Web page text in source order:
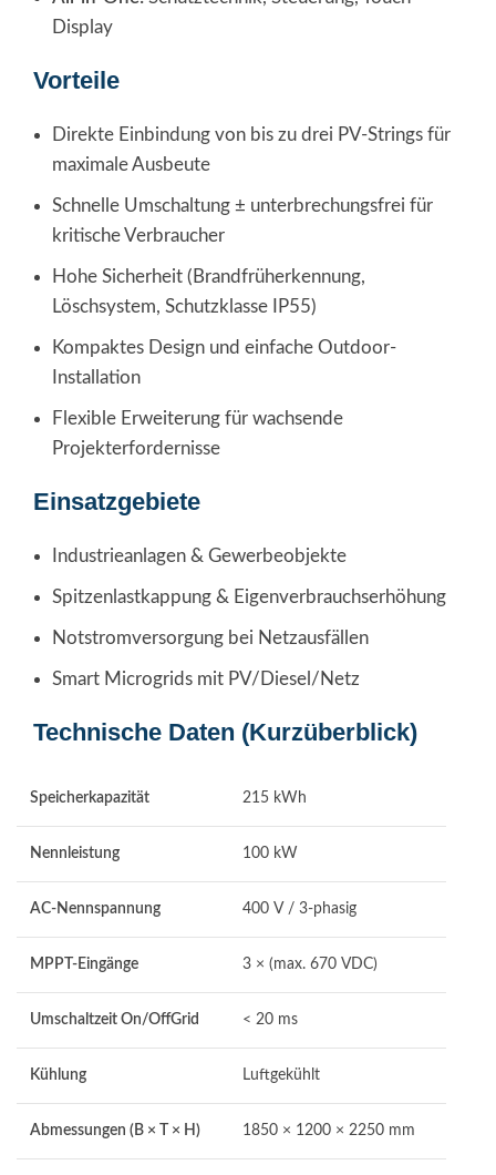
Display
Vorteile
Direkte Einbindung von bis zu drei PV-Strings für
maximale Ausbeute
Schnelle Umschaltung ± unterbrechungsfrei für
kritische Verbraucher
Hohe Sicherheit (Brandfrüherkennung,
Löschsystem, Schutzklasse IP55)
Kompaktes Design und einfache Outdoor-
Installation
Flexible Erweiterung für wachsende
Projekterfordernisse
Einsatzgebiete
Industrieanlagen & Gewerbeobjekte
Spitzenlastkappung & Eigenverbrauchserhöhung
Notstromversorgung bei Netzausfällen
Smart Microgrids mit PV/Diesel/Netz
Technische Daten (Kurzüberblick)
Speicherkapazität 215 kWh
Nennleistung 100 kW
AC-Nennspannung 400 V / 3-phasig
MPPT-Eingänge 3 × (max. 670 VDC)
Umschaltzeit On/OffGrid < 20 ms
Kühlung Luftgekühlt
Abmessungen (B × T × H) 1850 × 1200 × 2250 mm